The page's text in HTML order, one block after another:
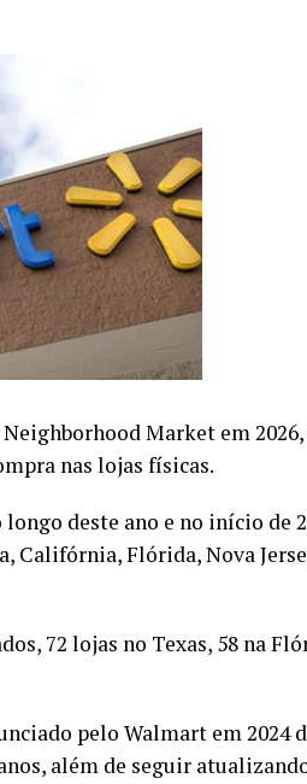
Market em
nas lojas físicas.
deste ano e no início de
Califórnia, Flórida, Nova
72 lojas no Texas, 58 na
pelo Walmart em 2024
além de seguir